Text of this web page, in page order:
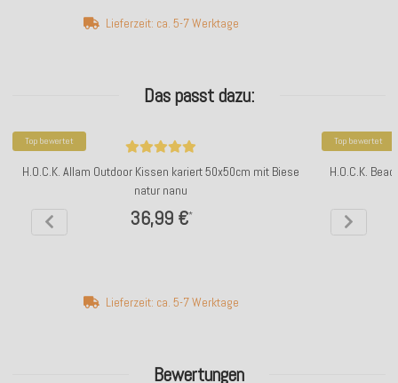
Bewertungen
Lieferzeit: ca. 5-7 Werktage
Das passt dazu:
Top bewertet
H.O.C.K. Allam Outdoor Kissen kariert 50x50cm mit Biese
natur nanu
36,99 €*
Lieferzeit: ca. 5-7 Werktage
Top bewertet
H.O.C.K.